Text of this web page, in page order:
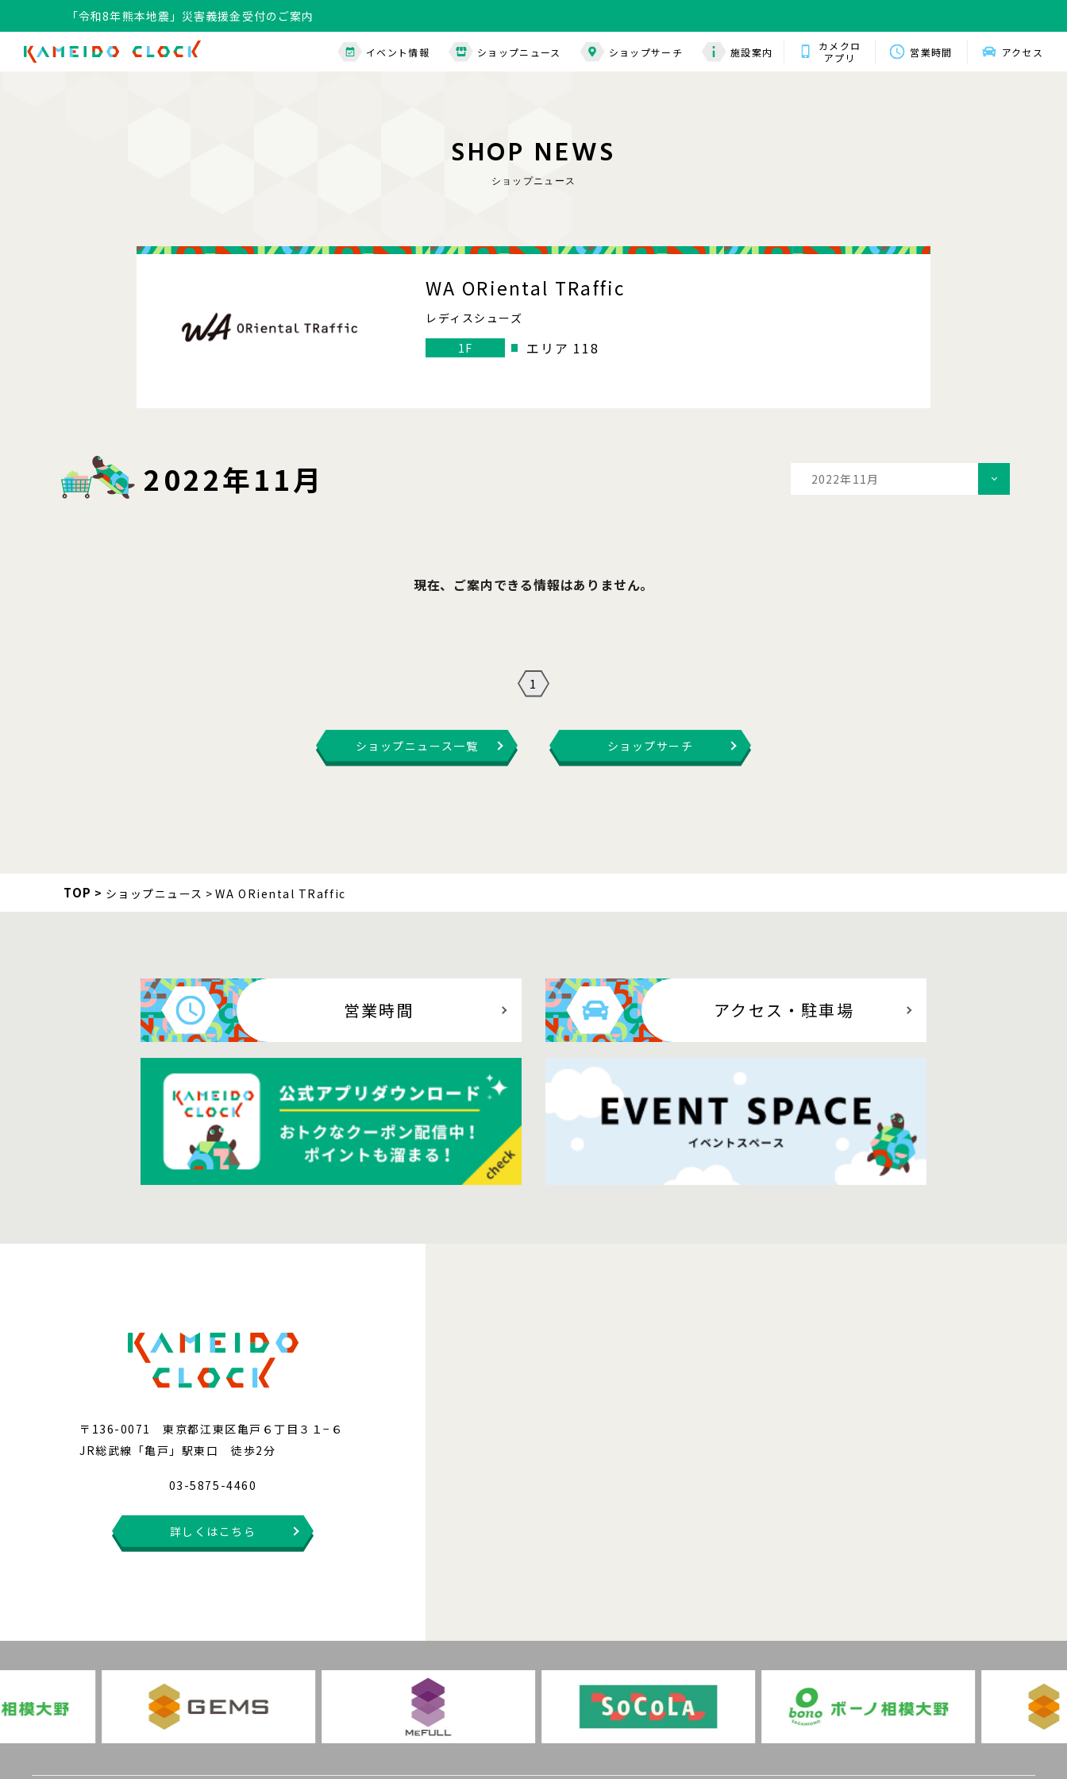
「令和8年熊本地震」災害義援金受付のご案内
イベント情報 ショップニュース ショップサーチ 施設案内
カメクロ
アプリ
営業時間 アクセス
SHOP NEWS
ショップニュース
WA ORiental TRaffic
レディスシューズ
1F
エリア 118
2022年11月
2022年11月
現在、ご案内できる情報はありません。
1
ショップニュース一覧 ショップサーチ
TOP ショップニュース WA ORiental TRaffic
営業時間 アクセス ・駐車場
〒136-0071 東京都江東区亀戸６丁目３１−６
JR総武線「亀戸」駅東口 徒歩2分
03-5875-4460
詳しくはこちら